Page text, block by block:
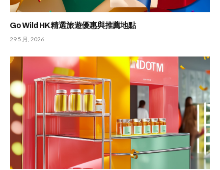
Go Wild HK 精選旅遊優惠與推薦地點
29 5 月, 2026